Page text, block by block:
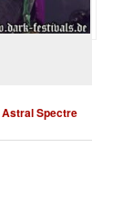
Astral Spectre